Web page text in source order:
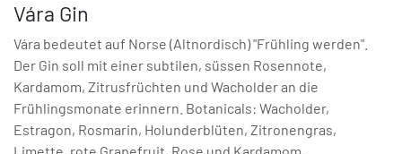
Vára Gin
Vára bedeutet auf Norse (Altnordisch) "Frühling werden".
Der Gin soll mit einer subtilen, süssen Rosennote,
Kardamom, Zitrusfrüchten und Wacholder an die
Frühlingsmonate erinnern. Botanicals: Wacholder,
Estragon, Rosmarin, Holunderblüten, Zitronengras,